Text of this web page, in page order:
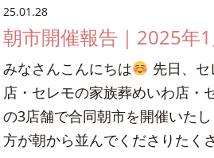
25.01.28
朝市開催報告｜2025年
みなさんこんにちは
先日、
店・セレモの家族葬めいわ店・
の3店舗で合同朝市を開催いた
方が朝から並んでくださりたく